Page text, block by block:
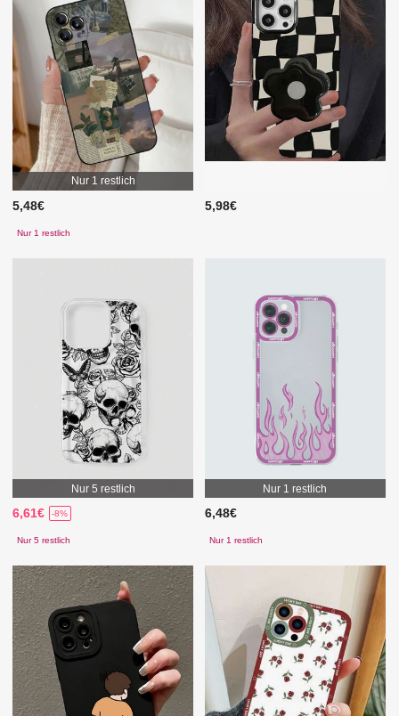
Nur 1 restlich
5,48€
Nur 1 restlich
5,98€
Nur 5 restlich
6,61€ -8%
Nur 5 restlich
Nur 1 restlich
6,48€
Nur 1 restlich